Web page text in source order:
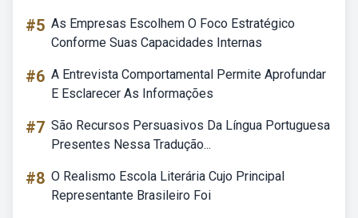
#5 As Empresas Escolhem O Foco Estratégico
Conforme Suas Capacidades Internas
#6 A Entrevista Comportamental Permite Aprofundar
E Esclarecer As Informações
#7 São Recursos Persuasivos Da Língua Portuguesa
Presentes Nessa Tradução...
#8 O Realismo Escola Literária Cujo Principal
Representante Brasileiro Foi